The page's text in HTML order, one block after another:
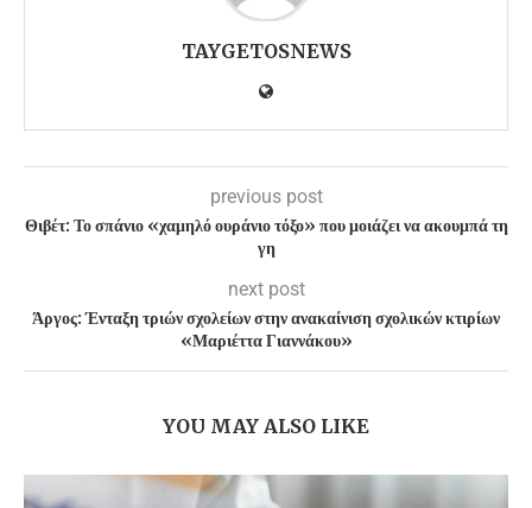
TAYGETOSNEWS
previous post
Θιβέτ: Το σπάνιο «χαμηλό ουράνιο τόξο» που μοιάζει να ακουμπά τη
γη
next post
Άργος: Ένταξη τριών σχολείων στην ανακαίνιση σχολικών κτιρίων
«Μαριέττα Γιαννάκου»
YOU MAY ALSO LIKE